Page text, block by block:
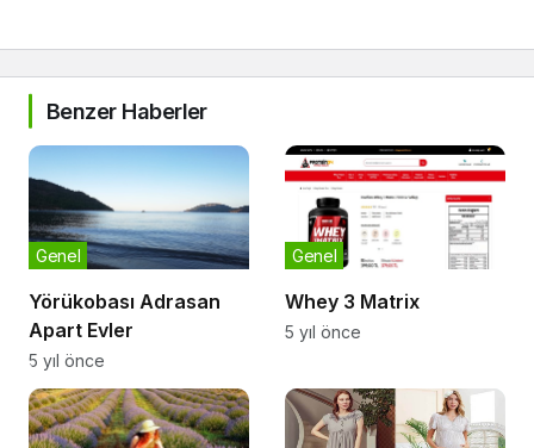
Benzer Haberler
Yörükobası Adrasan
Apart Evler
Genel
5 yıl önce
Whey 3 Matrix
Genel
5 yıl önce